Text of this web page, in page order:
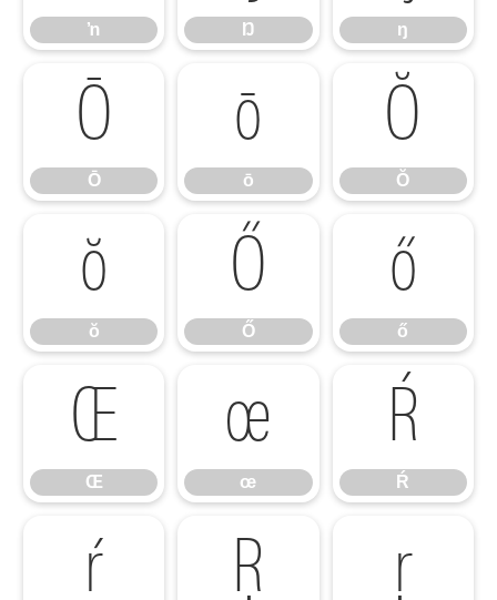
ŉ Ŋ ŋ
Ō
Ō
ō
ō
Ŏ
Ŏ
ŏ
ŏ
Ő
Ő
ő
ő
Œ
Œ
œ
œ
Ŕ
Ŕ
ŕ Ŗ ŗ